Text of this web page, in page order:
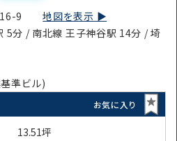
3-16-9地図を表示 ▶︎
5分 / 南北線 王子神谷駅 14分 / 埼
準ビル)
お気に入り
13.51坪